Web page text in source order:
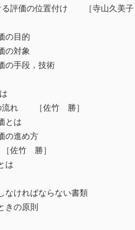
評価の位置付け ［寺山久美子
目的
対象
手段，技術
流れ ［佐竹 勝］
は
進め方
佐竹 勝］
は
ければならない書類
の原則